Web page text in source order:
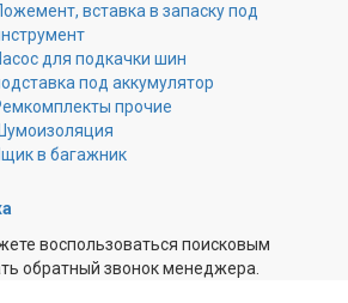
вставка в запаску под
для подкачки шин
под аккумулятор
прочие
в багажник
воспользоваться поисковым
обратный звонок менеджера.